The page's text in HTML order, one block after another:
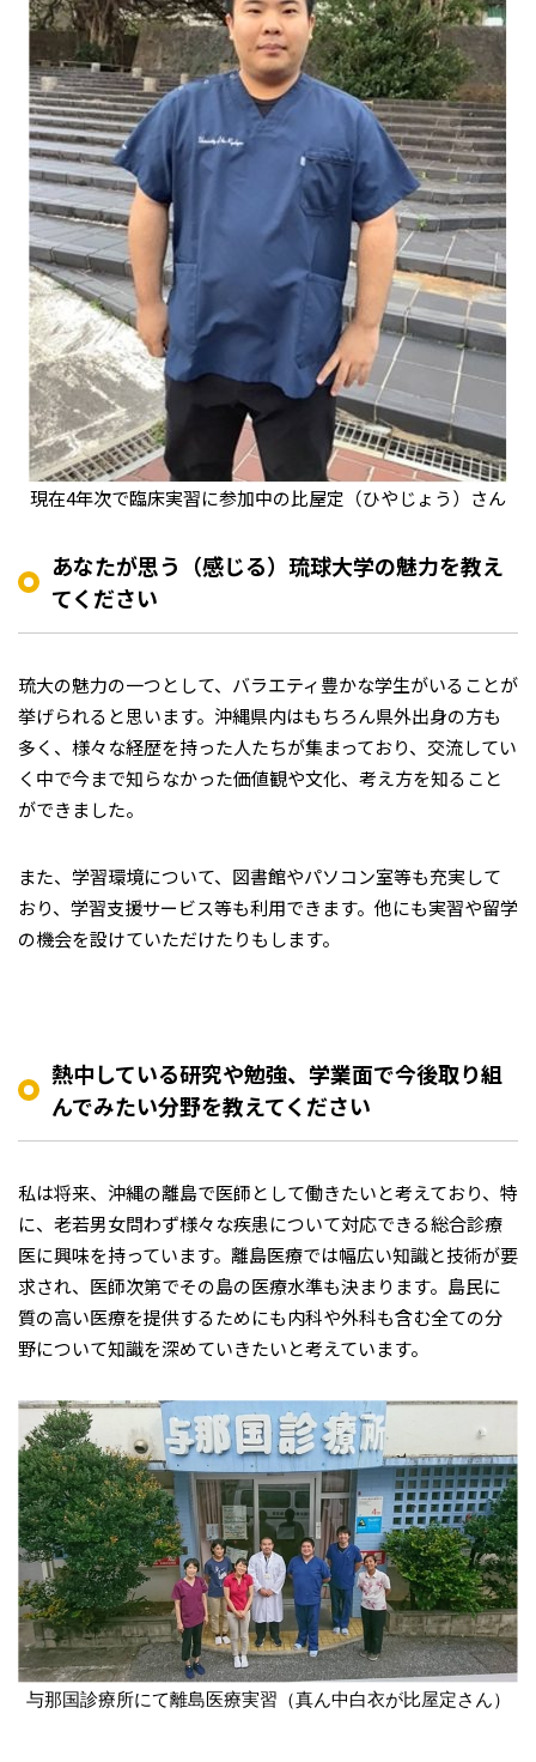
現在4年次で臨床実習に参加中の比屋定（ひやじょう）さん
あなたが思う（感じる）琉球大学の魅力を教え
てください
琉大の魅力の一つとして、バラエティ豊かな学生がいることが
挙げられると思います。沖縄県内はもちろん県外出身の方も
多く、様々な経歴を持った人たちが集まっており、交流してい
く中で今まで知らなかった価値観や文化、考え方を知ること
ができました。
また、学習環境について、図書館やパソコン室等も充実して
おり、学習支援サービス等も利用できます。他にも実習や留学
の機会を設けていただけたりもします。
熱中している研究や勉強、学業面で今後取り組
んでみたい分野を教えてください
私は将来、沖縄の離島で医師として働きたいと考えており、特
に、老若男女問わず様々な疾患について対応できる総合診療
医に興味を持っています。離島医療では幅広い知識と技術が要
求され、医師次第でその島の医療水準も決まります。島民に
質の高い医療を提供するためにも内科や外科も含む全ての分
野について知識を深めていきたいと考えています。
与那国診療所にて離島医療実習（真ん中白衣が比屋定さん）